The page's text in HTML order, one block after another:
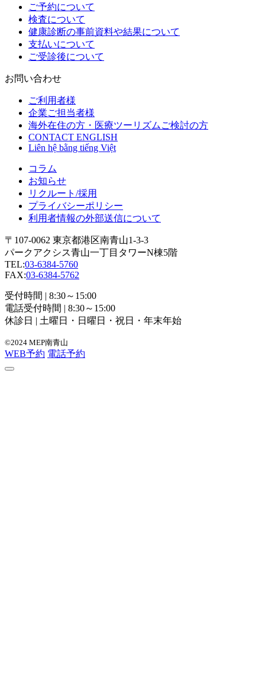
ご予約について
検査について
健康診断の事前資料や結果について
支払いについて
ご受診後について
お問い合わせ
ご利用者様
企業ご担当者様
海外在住の方・医療ツーリズムご検討の方
CONTACT ENGLISH
Liên hệ bằng tiếng Việt
コラム
お知らせ
リクルート/採用
プライバシーポリシー
利用者情報の外部送信について
〒107-0062 東京都港区南青山1-3-3
パークアクシス青山一丁目タワーN棟5階
TEL:03-6384-5760
FAX:03-6384-5762
受付時間 | 8:30～15:00
電話受付時間 | 8:30～15:00
休診日 | 土曜日・日曜日・祝日・年末年始
©2024 MEP南青山
WEB予約 電話予約